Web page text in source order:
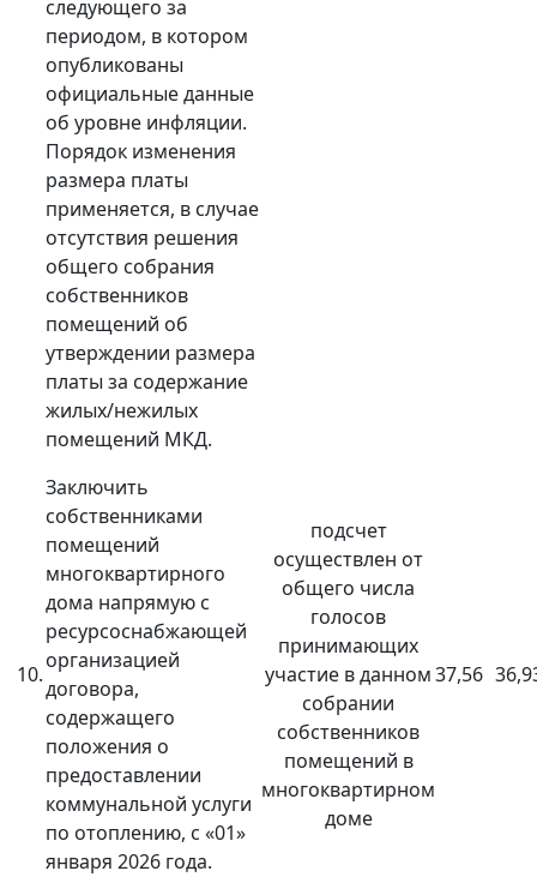
следующего за
периодом, в котором
опубликованы
официальные данные
об уровне инфляции.
Порядок изменения
размера платы
применяется, в случае
отсутствия решения
общего собрания
собственников
помещений об
утверждении размера
платы за содержание
жилых/нежилых
помещений МКД.
10.
Заключить
собственниками
помещений
многоквартирного
дома напрямую с
ресурсоснабжающей
организацией
договора,
содержащего
положения о
предоставлении
коммунальной услуги
по отоплению, с «01»
января 2026 года.
подсчет
осуществлен от
общего числа
голосов
принимающих
участие в данном
собрании
собственников
помещений в
многоквартирном
доме
37,56